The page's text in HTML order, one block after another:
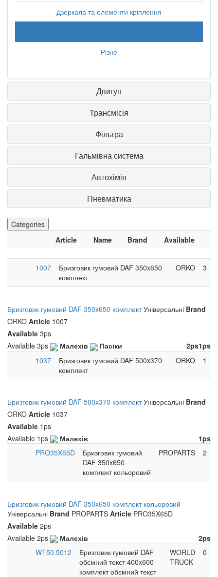
Дзеркала та елементи кріплення
Різне
Двигун
Трансмісія
Фільтра
Гальмівна система
Автохімія
Пневматика
Categories
Article
Name Brand Available
1007
Бризговик гумовий DAF 350x650
комплект
ORKO 3
Бризговик гумовий DAF 350x650 комплектУніверсальні Brand
ORKO Article 1007
Available 3ps
Available 3ps Малехів 1ps
Пасіки
2ps
1037
Бризговик гумовий DAF 500x370
комплект
ORKO 1
Бризговик гумовий DAF 500x370 комплектУніверсальні Brand
ORKO Article 1037
Available 1ps
Available 1ps Малехів
1ps
PRO35X65D
Бризговик гумовий
DAF 350x650
комплект кольоровий
PROPARTS 2
Бризговик гумовий DAF 350x650 комплект кольоровий
Універсальні Brand PROPARTS Article PRO35X65D
Available 2ps
Available 2ps Малехів
2ps
WT50.5012
Бризговик гумовий DAF
обємний текст 400x600
комплект обємний текст
WORLD
TRUCK
0